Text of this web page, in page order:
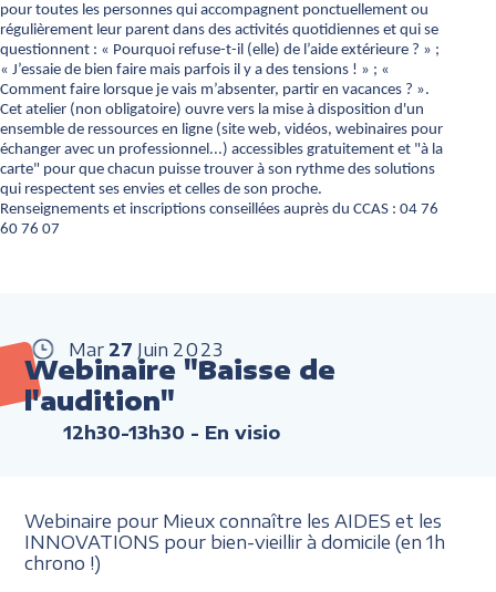
pour toutes les personnes qui accompagnent ponctuellement ou
régulièrement leur parent dans des activités quotidiennes et qui se
questionnent : « Pourquoi refuse-t-il (elle) de l’aide extérieure ? » ;
« J’essaie de bien faire mais parfois il y a des tensions ! » ; «
Comment faire lorsque je vais m’absenter, partir en vacances ? ».
Cet atelier (non obligatoire) ouvre vers la mise à disposition d'un
ensemble de ressources en ligne (site web, vidéos, webinaires pour
échanger avec un professionnel...) accessibles gratuitement et "à la
carte" pour que chacun puisse trouver à son rythme des solutions
qui respectent ses envies et celles de son proche.
Renseignements et inscriptions conseillées auprès du CCAS : 04 76
60 76 07
Mar 27 Juin 2023
Webinaire "Baisse de
l'audition"
12h30-13h30 - En visio
Webinaire pour Mieux connaître les AIDES et les
INNOVATIONS pour bien-vieillir à domicile (en 1h
chrono !)